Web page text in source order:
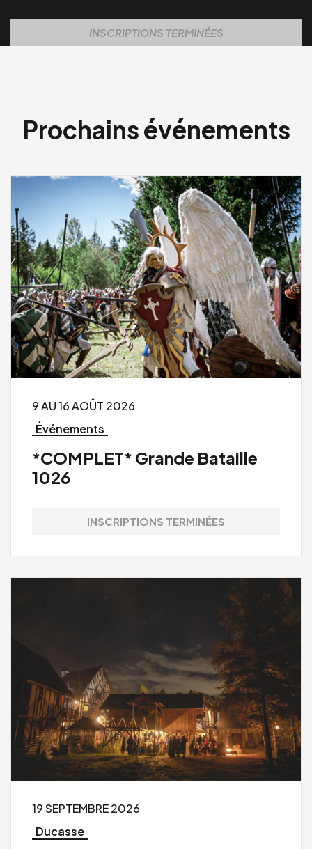
INSCRIPTIONS TERMINÉES
Prochains événements
9 AU 16 AOÛT 2026
Événements
*COMPLET* Grande Bataille
1026
INSCRIPTIONS TERMINÉES
19 SEPTEMBRE 2026
Ducasse